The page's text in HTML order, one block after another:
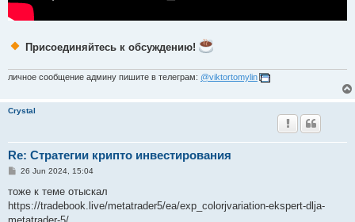
Присоединяйтесь к обсуждению!
личное сообщение админу пишите в телеграм: @viktortomylin
Crystal
Re: Стратегии крипто инвестирования
P
s
26 Jun 2024, 15:04
тоже к теме отыскал
https://tradebook.live/metatrader5/ea/exp_colorjvariation-ekspert-dlja-